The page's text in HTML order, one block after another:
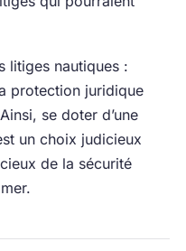
litiges nautiques :
protection juridique
se doter d’une
un choix judicieux
de la sécurité